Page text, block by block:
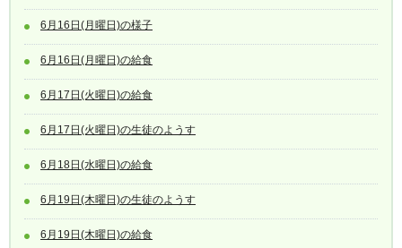
6月16日(月曜日)の様子
6月16日(月曜日)の給食
6月17日(火曜日)の給食
6月17日(火曜日)の生徒のようす
6月18日(水曜日)の給食
6月19日(木曜日)の生徒のようす
6月19日(木曜日)の給食